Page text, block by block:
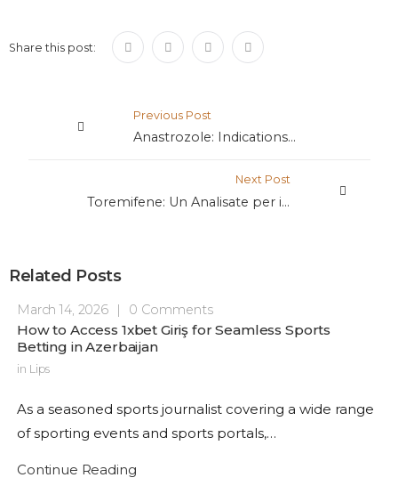
Share this post:
Previous Post
Anastrozole: Indications for Use
Next Post
Toremifene: Un Analisate per i Culturisti
Related Posts
March 14, 2026 | 0 Comments
How to Access 1xbet Giriş for Seamless Sports
Betting in Azerbaijan
in Lips
As a seasoned sports journalist covering a wide range
of sporting events and sports portals,…
Continue Reading